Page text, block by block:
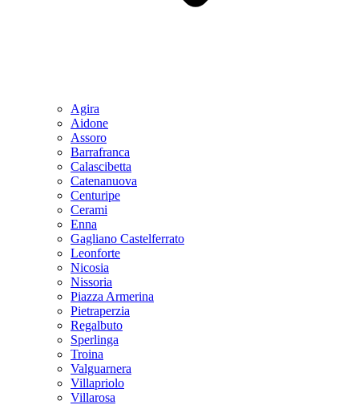
Agira
Aidone
Assoro
Barrafranca
Calascibetta
Catenanuova
Centuripe
Cerami
Enna
Gagliano Castelferrato
Leonforte
Nicosia
Nissoria
Piazza Armerina
Pietraperzia
Regalbuto
Sperlinga
Troina
Valguarnera
Villapriolo
Villarosa